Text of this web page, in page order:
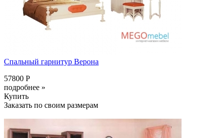
Спальный гарнитур Верона
57800 Р
подробнее »
Купить
Заказать по своим размерам